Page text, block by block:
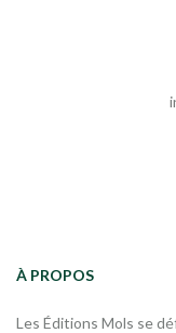
À PROPOS
Les Éditions Mols se